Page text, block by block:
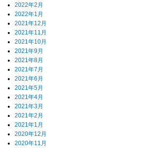
2022年2月
2022年1月
2021年12月
2021年11月
2021年10月
2021年9月
2021年8月
2021年7月
2021年6月
2021年5月
2021年4月
2021年3月
2021年2月
2021年1月
2020年12月
2020年11月